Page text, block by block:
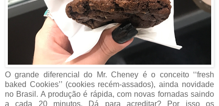
O grande diferencial do Mr. Cheney é o conceito ‘‘fresh
baked Cookies’’ (cookies recém-assados), ainda novidade
no Brasil. A produção é rápida, com novas fornadas saindo
a cada 20 minutos. Dá para acreditar? Por isso os